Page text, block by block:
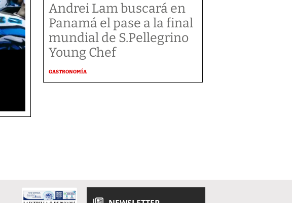
Andrei Lam buscará en
Panamá el pase a la final
mundial de S.Pellegrino
Young Chef
GASTRONOMÍA